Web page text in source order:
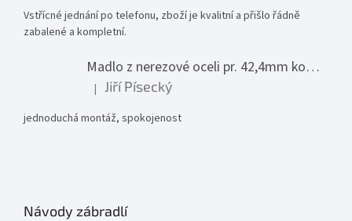
Vstřícné jednání po telefonu, zboží je kvalitní a přišlo řádně
zabalené a kompletní.
Madlo z nerezové oceli pr. 42,4mm komplet - model 0116 - 3000mm
Hodnocení produktu je 5 z 5 hvězdiček.
| Jiří Písecký
jednoduchá montáž, spokojenost
Návody zábradlí